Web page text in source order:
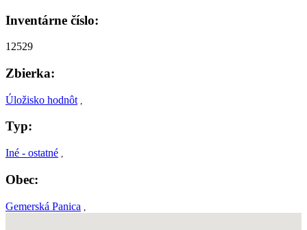
Inventárne číslo:
12529
Zbierka:
Úložisko hodnôt
Typ:
Iné - ostatné ,
Obec:
Gemerská Panica